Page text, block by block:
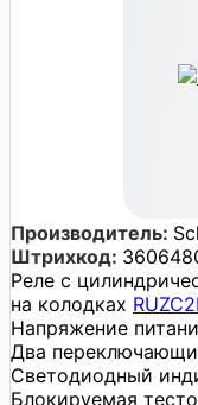
Производитель:
Штрихкод:
Реле с
на колодках
Напряжение
Два
Светодиодный
Блокируемая